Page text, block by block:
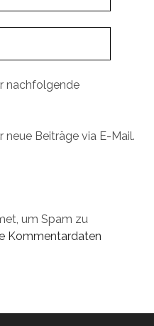
nachfolgende
Beiträge via E-Mail.
um Spam zu
Kommentardaten